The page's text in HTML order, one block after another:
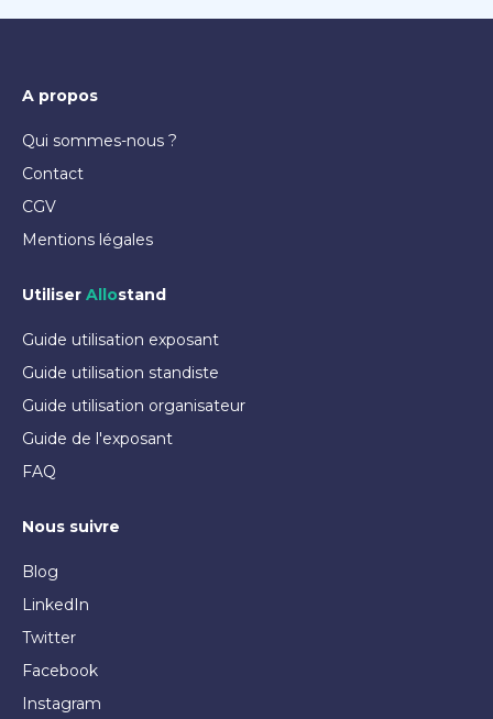
A propos
Qui sommes-nous ?
Contact
CGV
Mentions légales
Utiliser Allostand
Guide utilisation exposant
Guide utilisation standiste
Guide utilisation organisateur
Guide de l'exposant
FAQ
Nous suivre
Blog
LinkedIn
Twitter
Facebook
Instagram